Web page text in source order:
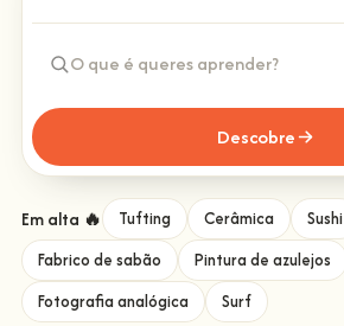
Descobre
Em alta 🔥 Tufting Cerâmica
Sushi
Fabrico de sabão
Pintura de azulejos
Fotografia analógica
Surf